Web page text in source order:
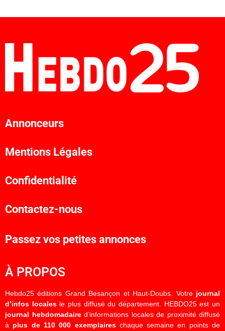
Annonceurs
Mentions Légales
Confidentialité
Contactez-nous
Passez vos petites annonces
À PROPOS
Hebdo25 éditions Grand Besançon et Haut-Doubs. Votre journal
d’infos localesle plus diffusé du département. HEBDO25 est un
journal hebdomadaired’informations locales de proximité diffusé
à plus de 110 000 exemplaireschaque semaine en points de